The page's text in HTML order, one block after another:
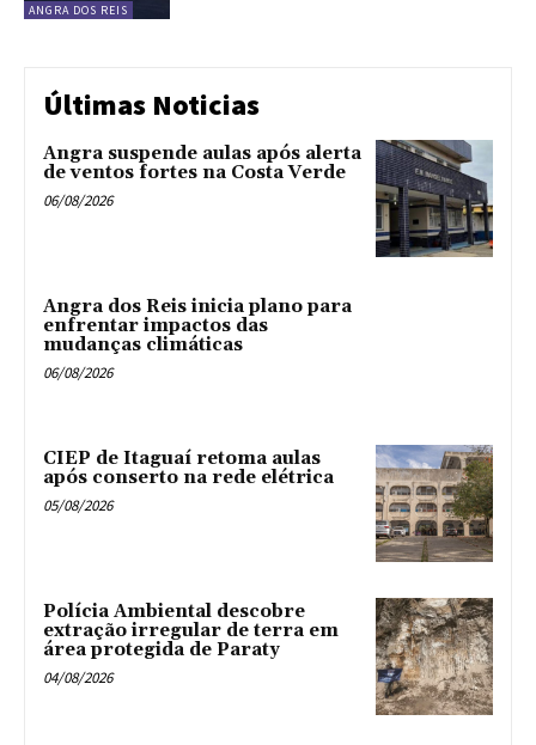
ANGRA DOS REIS
Últimas Noticias
Angra suspende aulas após alerta
de ventos fortes na Costa Verde
06/08/2026
Angra dos Reis inicia plano para
enfrentar impactos das
mudanças climáticas
06/08/2026
CIEP de Itaguaí retoma aulas
após conserto na rede elétrica
05/08/2026
Polícia Ambiental descobre
extração irregular de terra em
área protegida de Paraty
04/08/2026